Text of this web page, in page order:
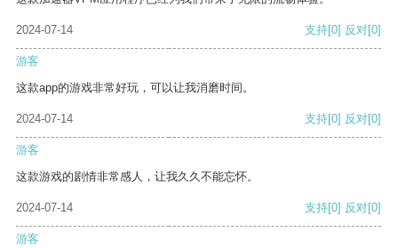
2024-07-14 支持[0] 反对[0]
游客
这款app的游戏非常好玩，可以让我消磨时间。
2024-07-14 支持[0] 反对[0]
游客
这款游戏的剧情非常感人，让我久久不能忘怀。
2024-07-14 支持[0] 反对[0]
游客